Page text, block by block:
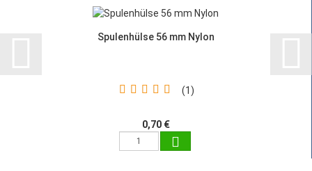
Spulenhülse 56 mm Nylon
1
0,70 €